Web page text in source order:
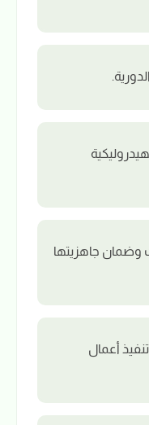
وضمان جاهزيتها
تنفيذ أعمال